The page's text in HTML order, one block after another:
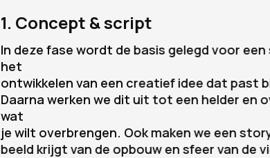
1. Concept & script
In deze fase wordt de basis gelegd voor
het
ontwikkelen van een creatief idee dat past
Daarna werken we dit uit tot een helder
wat
je wilt overbrengen. Ook maken we een
beeld krijgt van de opbouw en sfeer van de